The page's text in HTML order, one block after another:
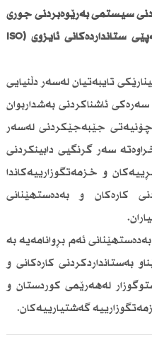
سیستمی بەڕێوەبردنی جۆری
(Quality Management System) بەپێی ستانداردەكانی ئایزۆی (ISO
تایبەتیان لەسەر دڵنیایی
ئاشناكردنی بەشداربوان
چۆنیەتی جێبەجێكردنی لەسەر
سەر گرنگیی دابینكردنی
و خزمەتگوزارییەكاندا
كارەكان و بەدەستهێنانی
ئەم بڕوانامەیە بە
بەستانداردكردنی كارەكانی و
لەهەرێمی كوردستان و
گەشتیارییەكان.